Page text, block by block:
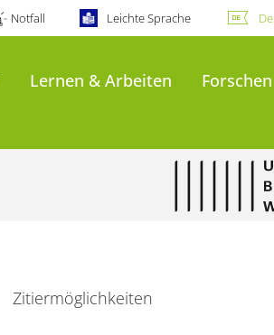
Notfall Leichte Sprache
Lernen & Arbeiten
Zitiermöglichkeiten